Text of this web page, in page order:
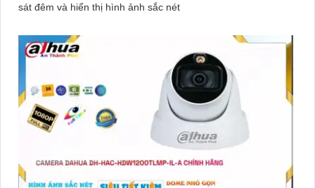
sát đêm và hiển thị hình ảnh sắc nét